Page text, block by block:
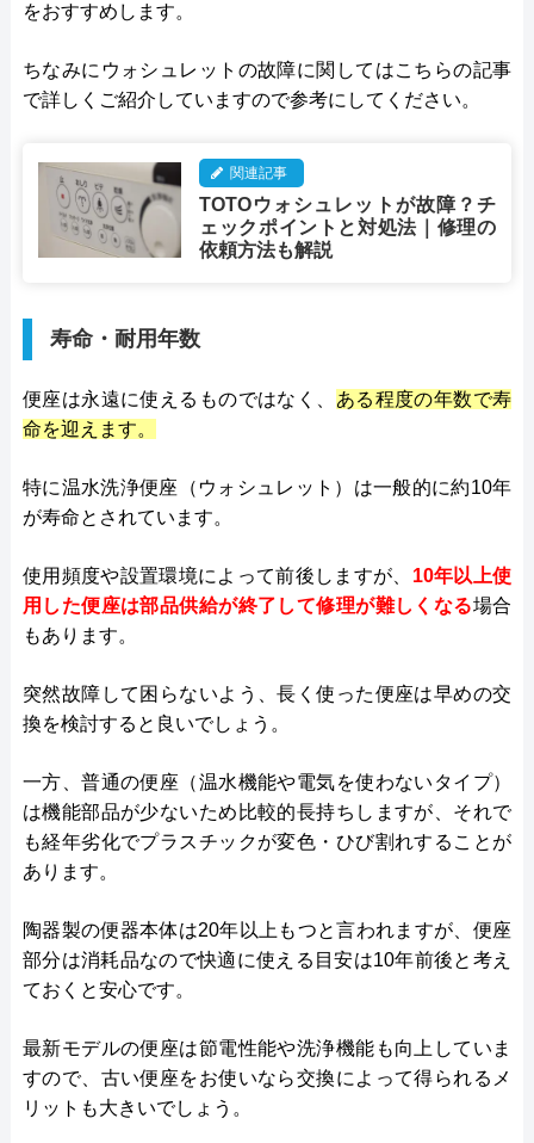
をおすすめします。
ちなみにウォシュレットの故障に関してはこちらの記事
で詳しくご紹介していますので参考にしてください。
関連記事
TOTOウォシュレットが故障？チ
ェックポイントと対処法｜修理の
依頼方法も解説
寿命・耐用年数
便座は永遠に使えるものではなく、 ある程度の年数で寿
命を迎えます。
特に温水洗浄便座（ウォシュレット）は一般的に約10年
が寿命とされています。
使用頻度や設置環境によって前後しますが、 10年以上使
用した便座は部品供給が終了して修理が難しくなる場合
もあります。
突然故障して困らないよう、長く使った便座は早めの交
換を検討すると良いでしょう。
一方、普通の便座（温水機能や電気を使わないタイプ）
は機能部品が少ないため比較的長持ちしますが、それで
も経年劣化でプラスチックが変色・ひび割れすることが
あります。
陶器製の便器本体は20年以上もつと言われますが、便座
部分は消耗品なので快適に使える目安は10年前後と考え
ておくと安心です。
最新モデルの便座は節電性能や洗浄機能も向上していま
すので、古い便座をお使いなら交換によって得られるメ
リットも大きいでしょう。